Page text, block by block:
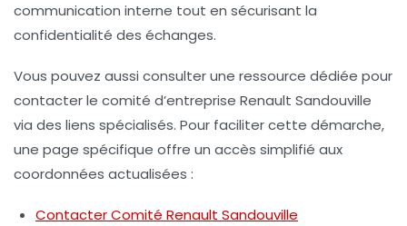
communication interne tout en sécurisant la
confidentialité des échanges.
Vous pouvez aussi consulter une ressource dédiée pour
contacter le comité d’entreprise Renault Sandouville
via des liens spécialisés. Pour faciliter cette démarche,
une page spécifique offre un accès simplifié aux
coordonnées actualisées :
Contacter Comité Renault Sandouville